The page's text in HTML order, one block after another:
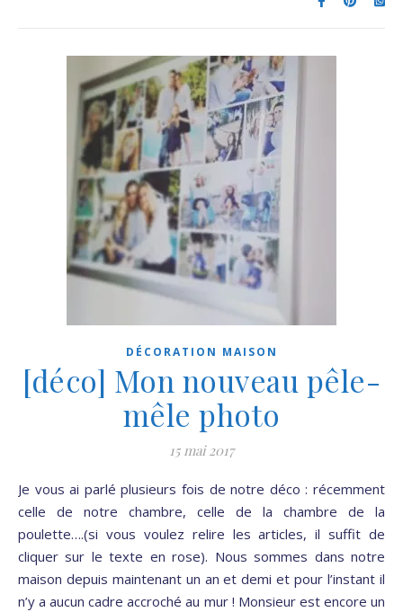
DÉCORATION MAISON
[déco] Mon nouveau pêle-
mêle photo
15 mai 2017
Je vous ai parlé plusieurs fois de notre déco : récemment
celle de notre chambre, celle de la chambre de la
poulette….(si vous voulez relire les articles, il suffit de
cliquer sur le texte en rose). Nous sommes dans notre
maison depuis maintenant un an et demi et pour l’instant il
n’y a aucun cadre accroché au mur ! Monsieur est encore un